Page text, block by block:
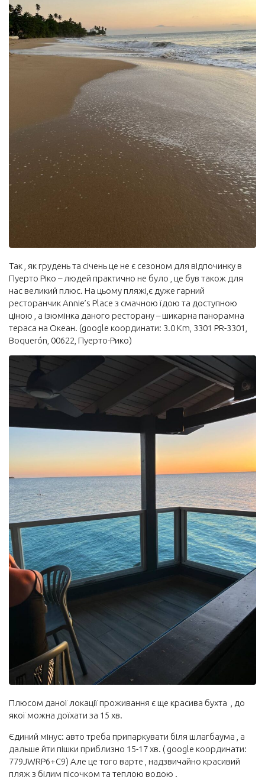
Так , як грудень та січень це не є сезоном для відпочинку в
Пуерто Ріко – людей практично не було , це був також для
нас великий плюс. На цьому пляжі,є дуже гарний
ресторанчик Annie’s Place з смачною їдою та доступною
ціною , а ізюмінка даного ресторану – шикарна панорамна
тераса на Океан. (google координати: 3.0 Km, 3301 PR-3301,
Boquerón, 00622, Пуерто-Рико)
Плюсом даної локації проживання є ще красива бухта , до
якої можна доїхати за 15 хв.
Єдиний мінус: авто треба припаркувати біля шлагбаума , а
дальше йти пішки приблизно 15-17 хв. ( google координати:
779JWRP6+C9) Але це того варте , надзвичайно красивий
пляж з білим пісочком та теплою водою .